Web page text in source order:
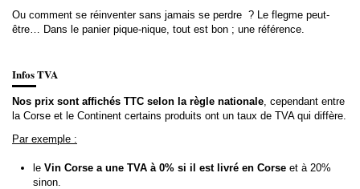
Ou comment se réinventer sans jamais se perdre ? Le flegme peut-
être… Dans le panier pique-nique, tout est bon ; une référence.
Infos TVA
Nos prix sont affichés TTC selon la règle nationale, cependant entre
la Corse et le Continent certains produits ont un taux de TVA qui diffère.
Par exemple :
le Vin Corse a une TVA à 0% si il est livré en Corse et à 20%
sinon.